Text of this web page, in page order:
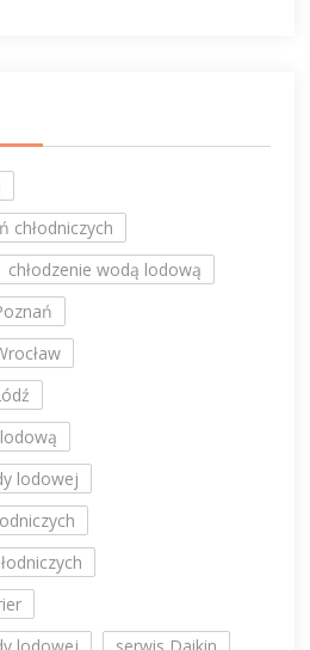
chłodniczych
chłodzenie wodą lodową
lodowej